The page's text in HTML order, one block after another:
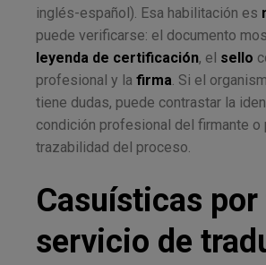
inglés-español). Esa habilitación es
puede verificarse: el documento
leyenda de certificación, el sello
profesional y la firma . Si el
tiene dudas, puede contrastar la
condición profesional del firmante o
trazabilidad del proceso.
Casuísticas
servicio de